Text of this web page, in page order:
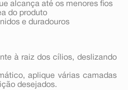
alcança até os menores fios
do produto
e duradouros
à raiz dos cílios, deslizando
aplique várias camadas
desejados.